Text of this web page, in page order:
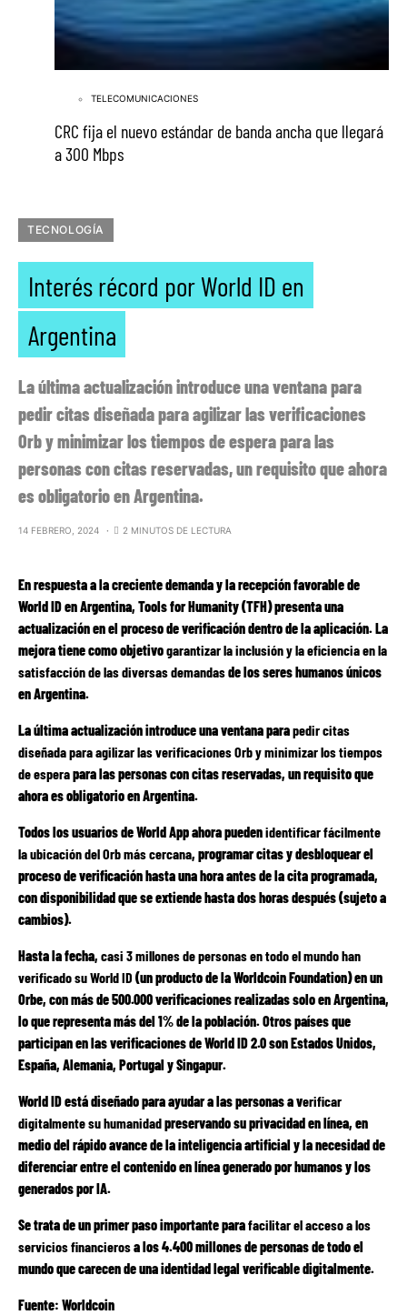
TECNOLOGÍA
Interés récord por World ID en
Argentina
La última actualización introduce una ventana para
pedir citas diseñada para agilizar las verificaciones
Orb y minimizar los tiempos de espera para las
personas con citas reservadas, un requisito que ahora
es obligatorio en Argentina.
14 FEBRERO, 2024 2 MINUTOS DE LECTURA
En respuesta a la creciente demanda y la recepción favorable de
World ID en Argentina, Tools for Humanity (TFH) presenta una
actualización en el proceso de verificación dentro de la aplicación. La
mejora tiene como objetivogarantizar la inclusión y la eficiencia en la
satisfacción de las diversas demandasde los seres humanos únicos
en Argentina.
La última actualización introduce una ventana parapedir citas
diseñada para agilizar las verificaciones Orb y minimizar los tiempos
de esperapara las personas con citas reservadas, un requisito que
ahora es obligatorio en Argentina.
Todos los usuarios de World App ahora puedenidentificar fácilmente
la ubicación del Orb más cercana, programar citas y desbloquear el
proceso de verificación hasta una hora antes de la cita programada,
con disponibilidad que se extiende hasta dos horas después (sujeto a
cambios).
Hasta la fecha, casi 3 millones de personas en todo el mundo han
verificado su World ID (un producto de la Worldcoin Foundation) en un
Orbe, con más de 500.000 verificaciones realizadas solo en Argentina,
lo que representa más del 1% de la población. Otros países que
participan en las verificaciones de World ID 2.0 son Estados Unidos,
España, Alemania, Portugal y Singapur.
World ID está diseñado para ayudar a las personas a verificar
digitalmente su humanidadpreservando su privacidad en línea, en
medio del rápido avance de la inteligencia artificial y la necesidad de
diferenciar entre el contenido en línea generado por humanos y los
generados por IA.
Se trata de un primer paso importante parafacilitar el acceso a los
servicios financierosa los 4.400 millones de personas de todo el
mundo que carecen de una identidad legal verificable digitalmente.
Fuente: Worldcoin
TELECOMUNICACIONES
CRC fija el nuevo estándar de banda ancha que llegará
a 300 Mbps